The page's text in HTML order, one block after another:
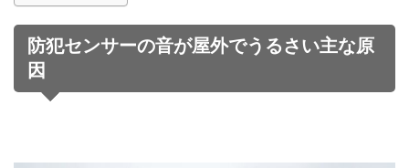
防犯センサーの音が屋外でうるさい主な原
因